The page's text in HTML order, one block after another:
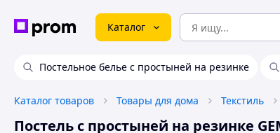
Каталог
Постельное белье с простыней на резинке
Каталог товаров Товары для дома Текстиль
Постель с простыней на резинке